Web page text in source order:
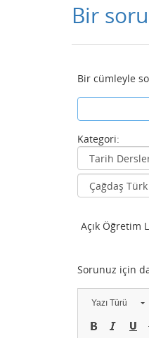
Bir
Bir cümleyle
Kategori:
Açık Öğretim
Sorunuz için
Yazı Türü